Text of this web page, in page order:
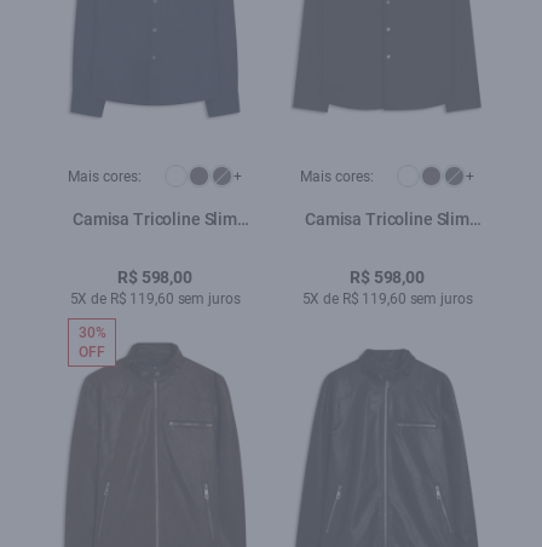
Mais cores: +
Camisa Tricoline Slim
R$ 598,00
5X de R$ 119,60 sem juros
Mais cores: +
Camisa Tricoline Slim
R$ 598,00
5X de R$ 119,60 sem juros
30%
OFF